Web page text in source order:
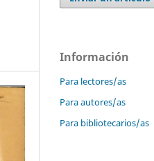
Información
Para lectores/as
Para autores/as
Para bibliotecarios/as